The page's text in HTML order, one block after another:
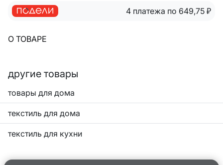
4 платежа по 649,75 ₽
О ТОВАРЕ
другие товары
товары для дома
текстиль для дома
текстиль для кухни